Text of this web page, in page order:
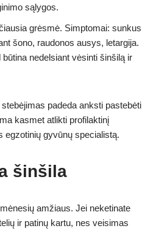
sąlygos.
grėsmė. Simptomai: sunkus
šono, raudonos ausys, letargija.
būtina nedelsiant vėsinti šinšilą ir
padeda anksti pastebėti
kasmet atlikti profilaktinį
egzotinių gyvūnų specialistą.
šinšila
amžiaus. Jei neketinate
ir patinų kartu, nes veisimas